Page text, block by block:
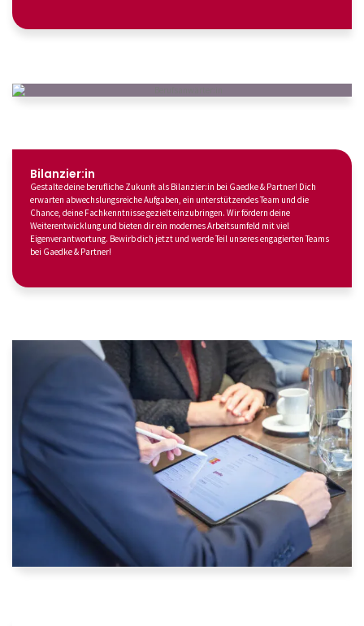
Bilanzier:in
Gestalte deine berufliche Zukunft als Bilanzier:in bei Gaedke & Partner! Dich
erwarten abwechslungsreiche Aufgaben, ein unterstützendes Team und die
Chance, deine Fachkenntnisse gezielt einzubringen. Wir fördern deine
Weiterentwicklung und bieten dir ein modernes Arbeitsumfeld mit viel
Eigenverantwortung. Bewirb dich jetzt und werde Teil unseres engagierten Teams
bei Gaedke & Partner!